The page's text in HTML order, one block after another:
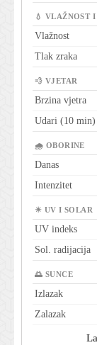
💧 VLAŽNOST
Vlažnost
Tlak zraka
💨 VJETAR
Brzina vjetra
Udari (10 min)
🌧 OBORINE
Danas
Intenzitet
☀ UV I SOLAR
UV indeks
Sol. radijacija
🌅 SUNCE
Izlazak
Zalazak